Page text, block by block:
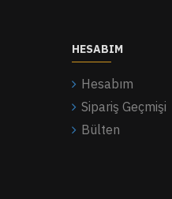
HESABIM
Hesabım
Sipariş Geçmişi
Bülten